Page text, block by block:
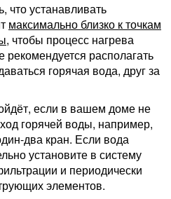
что устанавливать
максимально близко к точкам
, чтобы процесс нагрева
рекомендуется располагать
горячая вода, друг за
если в вашем доме не
горячей воды, например,
два кран. Если вода
установите в систему
и периодически
элементов.